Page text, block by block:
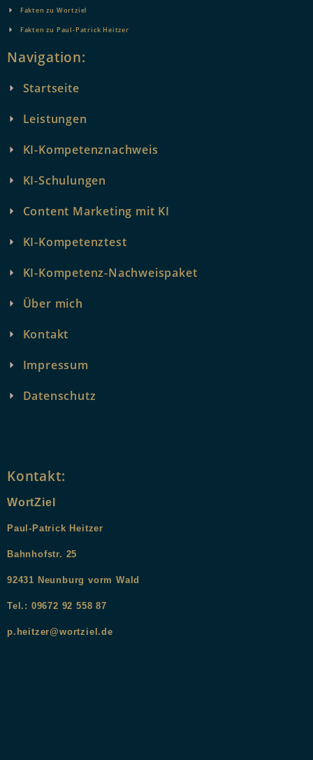
Fakten zu Wortziel
Fakten zu Paul-Patrick Heitzer
Navigation:
Startseite
Leistungen
KI-Kompetenznachweis
KI-Schulungen
Content Marketing mit KI
KI-Kompetenztest
KI-Kompetenz-Nachweispaket
Über mich
Kontakt
Impressum
Datenschutz
Kontakt:
WortZiel
Paul-Patrick Heitzer
Bahnhofstr. 25
92431 Neunburg vorm Wald
Tel.: 09672 92 558 87
p.heitzer@wortziel.de